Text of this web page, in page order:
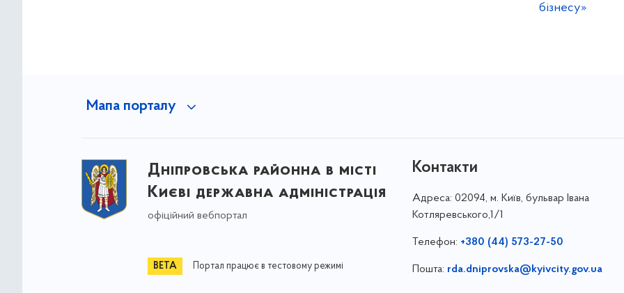
бізнесу»
Мапа порталу
Дніпровська районна в місті
Києві державна адміністрація
офіційний вебпортал
Портал працює в тестовому режимі
Контакти
Адреса: 02094, м. Київ, бульвар Івана
Котляревського,1/1
Телефон: +380 (44) 573-27-50
Пошта: rda.dniprovska@kyivcity.gov.ua